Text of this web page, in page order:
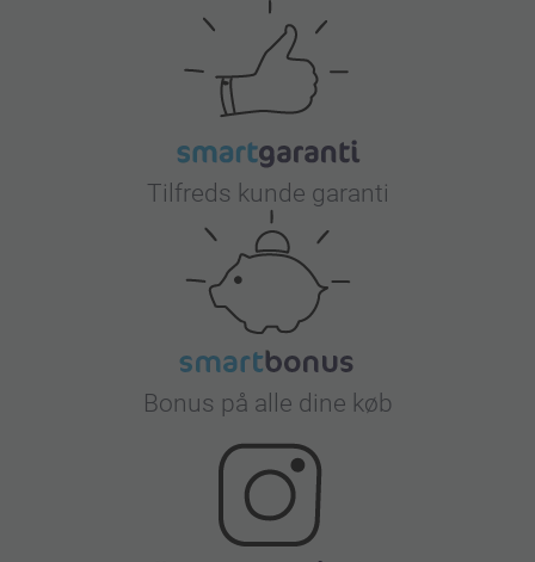
Tilfreds kunde garanti
Bonus på alle dine køb